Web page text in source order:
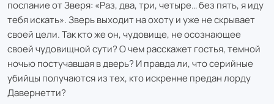
послание от Зверя: «Раз, два, три, четыре… без пять, я иду
тебя искать». Зверь выходит на охоту и уже не скрывает
своей цели. Так кто же он, чудовище, не осознающее
своей чудовищной сути? О чем расскажет гостья, темной
ночью постучавшая в дверь? И правда ли, что серийные
убийцы получаются из тех, кто искренне предан лорду
Давернетти?